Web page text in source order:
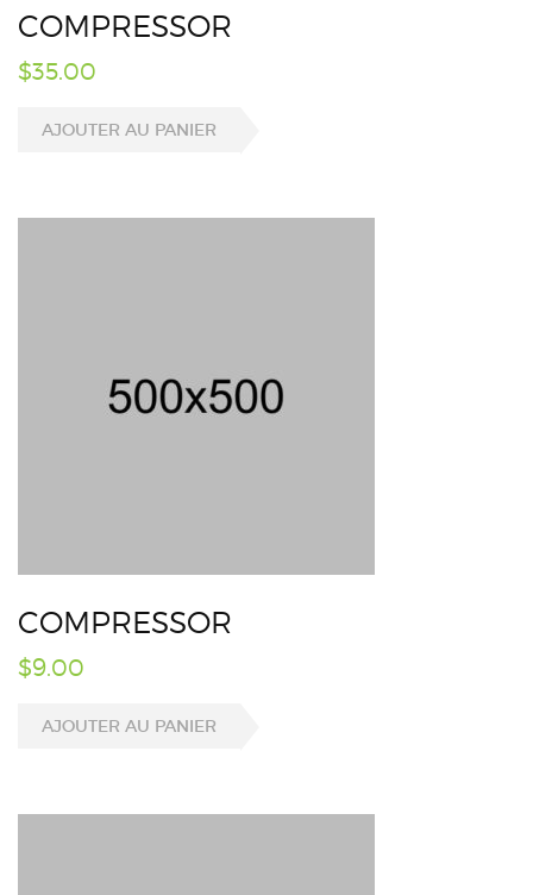
COMPRESSOR
$35.00
AJOUTER AU PANIER
COMPRESSOR
$9.00
AJOUTER AU PANIER